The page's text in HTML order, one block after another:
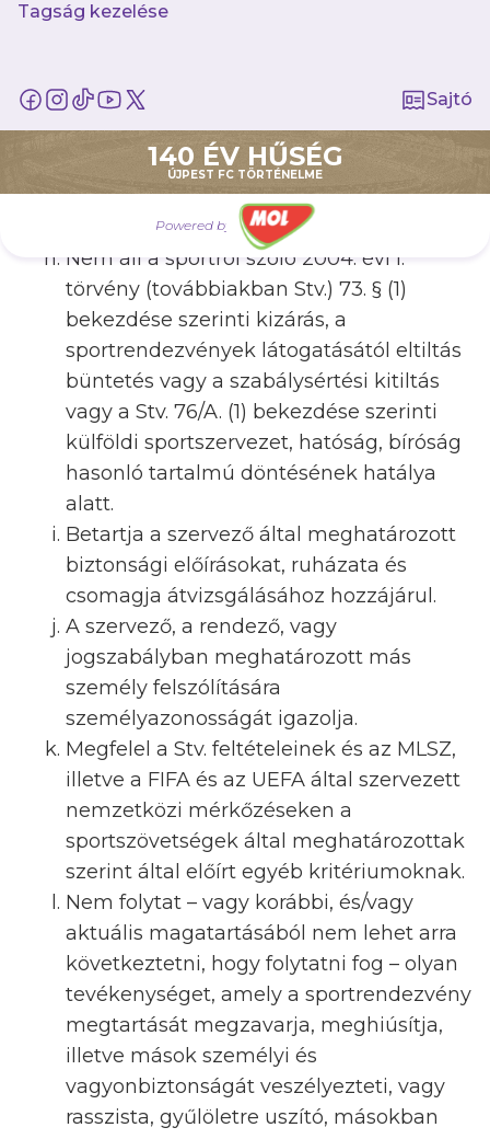
Tagság kezelése
Sajtó
140 ÉV HŰSÉG
ÚJPEST FC TÖRTÉNELME
Powered by
kép- vagy hangfelvétel készítésére, vagy
flakont, spray-t, vagy bármilyen
folyadékot, továbbá – a klub engedélye
nélkül - dobot, trombitát, hangszórót,
vagy egyéb hangkeltésre alkalmas
Nem áll a sportról szóló 2004. évi I.
törvény (továbbiakban Stv.) 73. § (1)
bekezdése szerinti kizárás, a
sportrendezvények látogatásától eltiltás
büntetés vagy a szabálysértési kitiltás
vagy a Stv. 76/A. (1) bekezdése szerinti
külföldi sportszervezet, hatóság, bíróság
hasonló tartalmú döntésének hatálya
alatt.
Betartja a szervező által meghatározott
biztonsági előírásokat, ruházata és
csomagja átvizsgálásához hozzájárul.
A szervező, a rendező, vagy
jogszabályban meghatározott más
személy felszólítására
személyazonosságát igazolja.
Megfelel a Stv. feltételeinek és az MLSZ,
illetve a FIFA és az UEFA által szervezett
nemzetközi mérkőzéseken a
sportszövetségek által meghatározottak
szerint által előírt egyéb kritériumoknak.
Nem folytat – vagy korábbi, és/vagy
aktuális magatartásából nem lehet arra
következtetni, hogy folytatni fog – olyan
tevékenységet, amely a sportrendezvény
megtartását megzavarja, meghiúsítja,
illetve mások személyi és
vagyonbiztonságát veszélyezteti, vagy
rasszista, gyűlöletre uszító, másokban